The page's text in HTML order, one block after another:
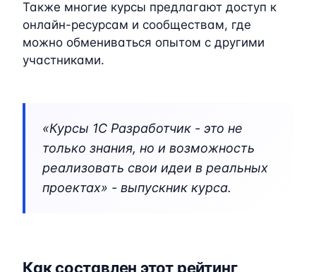
Также многие курсы предлагают доступ к
онлайн-ресурсам и сообществам, где
можно обмениваться опытом с другими
участниками.
«Курсы 1C Разработчик - это не
только знания, но и возможность
реализовать свои идеи в реальных
проектах» - выпускник курса.
Как составлен этот рейтинг